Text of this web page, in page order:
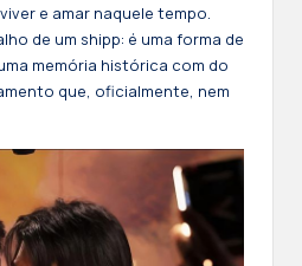
e amar naquele tempo.
de um shipp: é uma forma de
memória histórica com do
que, oficialmente, nem